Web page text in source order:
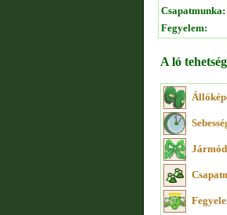
Csapatmunka:
Fegyelem:
A ló
Jármód